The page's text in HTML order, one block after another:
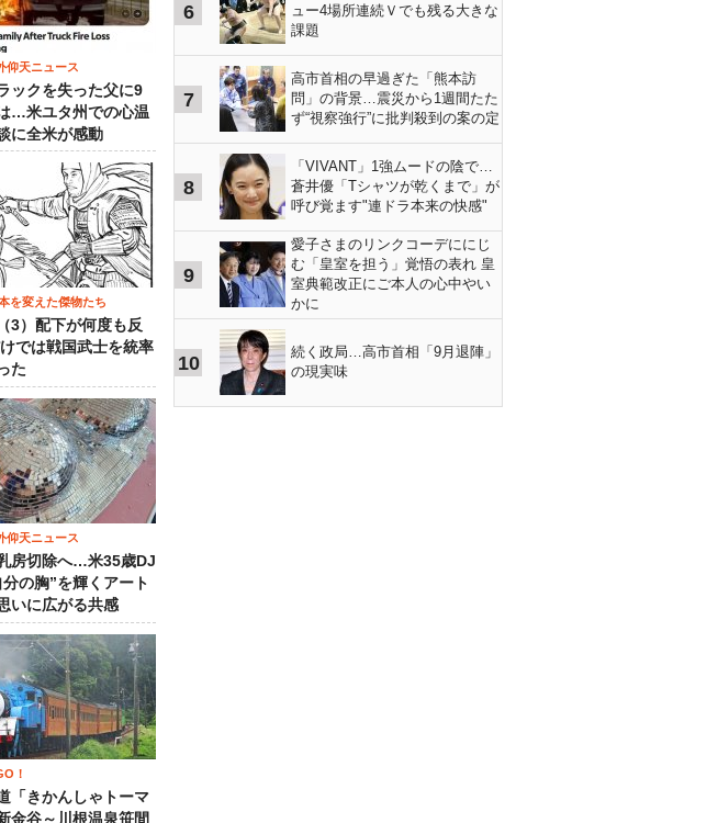
仰天ニュース
ックを失った父に9
…米ユタ州での心温
に全米が感動
を変えた傑物たち
3）配下が何度も反
では戦国武士を統率
た
仰天ニュース
房切除へ…米35歳DJ
の胸”を輝くアート
いに広がる共感
！
「きかんしゃトーマ
金谷～川根温泉笹間
6
ュー4場所連続Ｖでも残る大きな
課題
7
高市首相の早過ぎた「熊本訪
問」の背景…震災から1週間たた
ず“視察強行”に批判殺到の案の定
8
「VIVANT」1強ムードの陰で…
蒼井優「Tシャツが乾くまで」が
呼び覚ます"連ドラ本来の快感"
9
愛子さまのリンクコーデににじ
む「皇室を担う」覚悟の表れ 皇
室典範改正にご本人の心中やい
かに
10
続く政局…高市首相「9月退陣」
の現実味